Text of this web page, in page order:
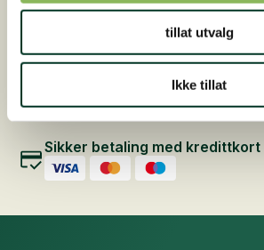
tillat utvalg
Ikke tillat
produktsiden
Sendes innen 2-4 arbeidsdager
Gratis fôrveiledning
Kontakt oss på +47 948 44 412 (kl.
Sikker betaling med kredittkort